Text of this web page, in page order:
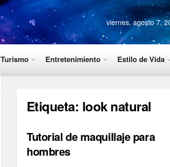
viernes, agosto 7,
Turismo Entretenimiento Estilo de Vida
Etiqueta: look natural
Tutorial de maquillaje para
hombres